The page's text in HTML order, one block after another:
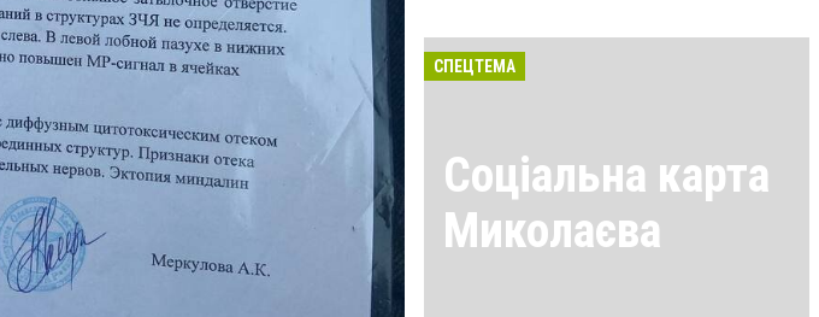
СПЕЦТЕМА
Соціальна карта
Миколаєва